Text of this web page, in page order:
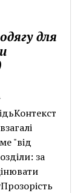
для
"від
за